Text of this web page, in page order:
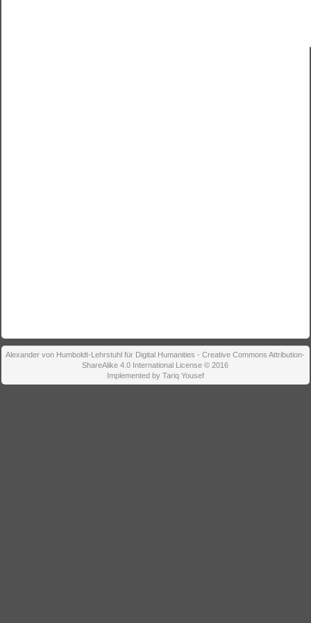
Alexander von Humboldt-Lehrstuhl für Digital Humanities - Creative Commons Attribution-
ShareAlike 4.0 International License © 2016
Implemented by Tariq Yousef